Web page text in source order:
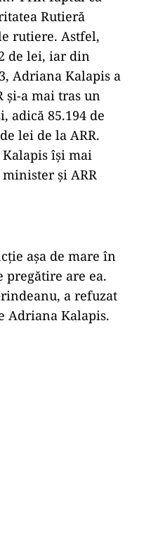
Rutieră
rutiere. Astfel,
de lei, iar din
Adriana Kalapis a
și-a mai tras un
adică 85.194 de
lei de la ARR.
își mai
și ARR
așa de mare în
are ea.
a refuzat
Adriana Kalapis.